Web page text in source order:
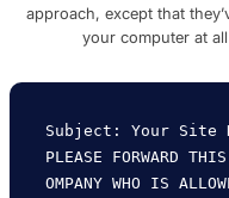
approach, except that
your computer at
Subject: Your Site
PLEASE FORWARD
OMPANY WHO IS